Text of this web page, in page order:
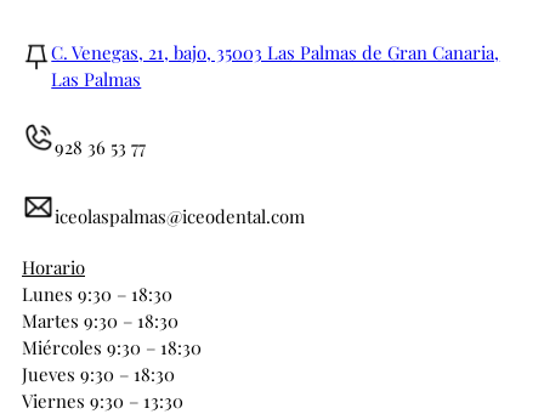
C. Venegas, 21, bajo, 35003 Las Palmas de Gran Canaria,
Las Palmas
928 36 53 77
iceolaspalmas@iceodental.com
Horario
Lunes 9:30 – 18:30
Martes 9:30 – 18:30
Miércoles 9:30 – 18:30
Jueves 9:30 – 18:30
Viernes 9:30 – 13:30